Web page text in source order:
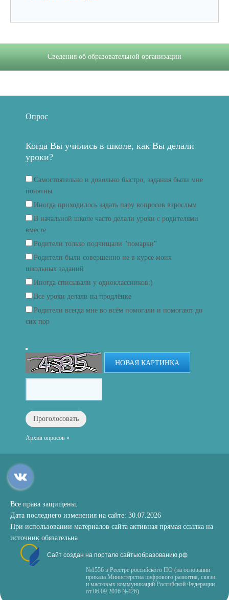
Сведения об образовательной организации
Опрос
Когда Вы учились в школе, как Вы делали
уроки?
Самостоятельно и довольно быстро, задания были мне
понятны
Иногда приходилось задать пару вопросов взрослым
В начальной школе часто делали уроки с родителями
вместе
Родители только подчищали "помарки"
Родители были совершенно не в курсе моих
школьных заданий
Иногда списывали у одноклассников:)
Все уроки делали на продлёнке
Родители всегда мне во всём помогали и помогают до
сих пор
НОВАЯ КАРТИНКА
Архив опросов »
Все права защищены.
Дата последнего изменения на сайте: 30.07.2026
При использовании материалов сайта активная прямая ссылка на
источник обязательна
Сайт создан на портале сайтыобразованию.рф
№1556 в Реестре российского ПО (на основании
приказа Министерства цифрового развития, связи
и массовых коммуникаций Российской Федерации
от 06.09.2016 №426)